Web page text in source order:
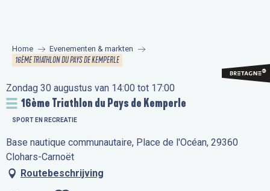
principal
Home Evenementen & markten
16ÈME TRIATHLON DU PAYS DE KEMPERLE
Zondag 30 augustus van 14:00 tot 17:00
16ème Triathlon du Pays de Kemperle
SPORT EN RECREATIE
Base nautique communautaire, Place de l'Océan, 29360
Clohars-Carnoët
Routebeschrijving